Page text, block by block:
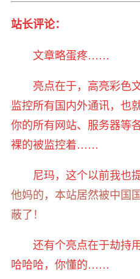
站长评论：
文章略蛋疼……
亮点在于，高亮彩色
监控所有国内外通讯，也
你的所有网站、服务器等
裸的被监控着……
尼玛，这个以前我也
他妈的，本站居然被中国
蔽了！
还有个亮点在于劫持
哈哈哈，你懂的……